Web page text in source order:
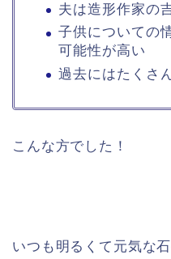
夫は造形作家の
子供についての
可能性が高い
過去にはたくさ
こんな方でした！
いつも明るくて元気な